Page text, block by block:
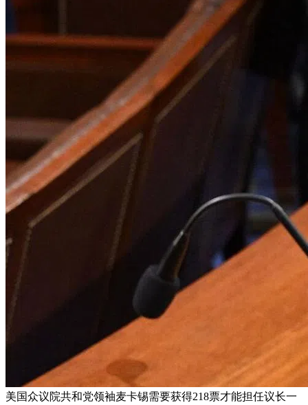
美国众议院共和党领袖麦卡锡需要获得218票才能担任议长一